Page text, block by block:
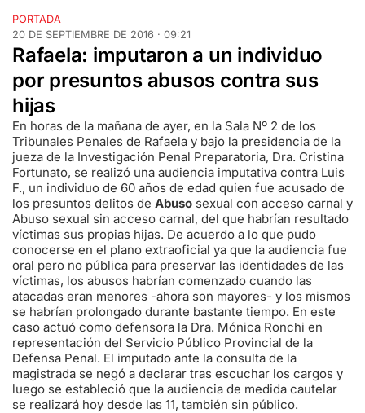
PORTADA
20 DE SEPTIEMBRE DE 2016 · 09:21
Rafaela: imputaron a un individuo
por presuntos abusos contra sus
hijas
En horas de la mañana de ayer, en la Sala Nº 2 de los
Tribunales Penales de Rafaela y bajo la presidencia de la
jueza de la Investigación Penal Preparatoria, Dra. Cristina
Fortunato, se realizó una audiencia imputativa contra Luis
F., un individuo de 60 años de edad quien fue acusado de
los presuntos delitos de Abuso sexual con acceso carnal y
Abuso sexual sin acceso carnal, del que habrían resultado
víctimas sus propias hijas. De acuerdo a lo que pudo
conocerse en el plano extraoficial ya que la audiencia fue
oral pero no pública para preservar las identidades de las
víctimas, los abusos habrían comenzado cuando las
atacadas eran menores -ahora son mayores- y los mismos
se habrían prolongado durante bastante tiempo. En este
caso actuó como defensora la Dra. Mónica Ronchi en
representación del Servicio Público Provincial de la
Defensa Penal. El imputado ante la consulta de la
magistrada se negó a declarar tras escuchar los cargos y
luego se estableció que la audiencia de medida cautelar
se realizará hoy desde las 11, también sin público.